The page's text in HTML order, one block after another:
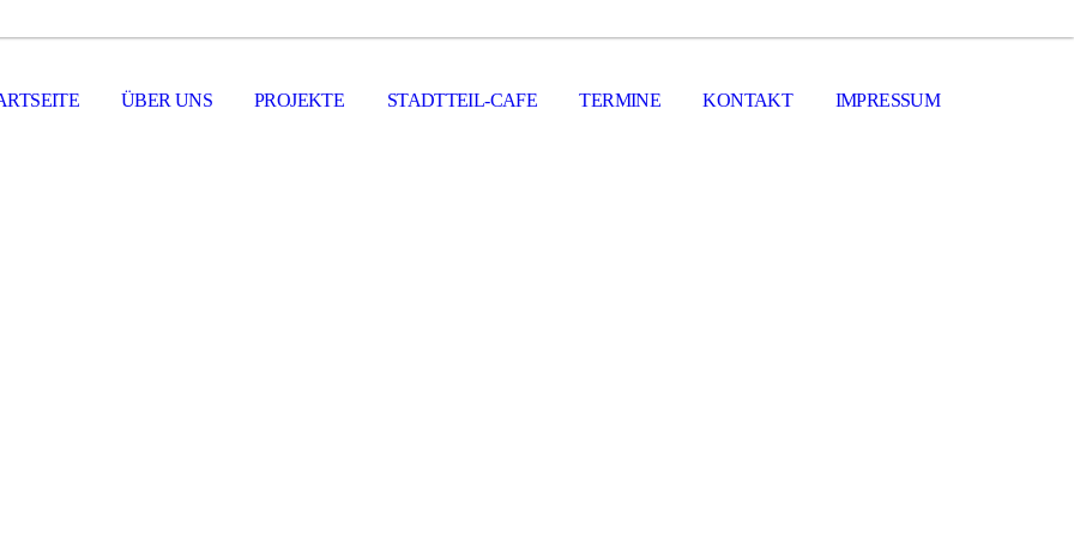
ÜBER UNS PROJEKTE STADTTEIL-CAFE TERMINE KONTAKT IMPRESSUM